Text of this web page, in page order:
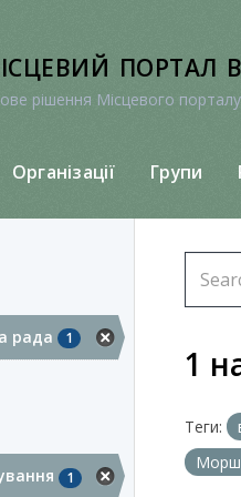
портал
рішення Місцевого
Організації Групи
рада 1
1
1
Теги: